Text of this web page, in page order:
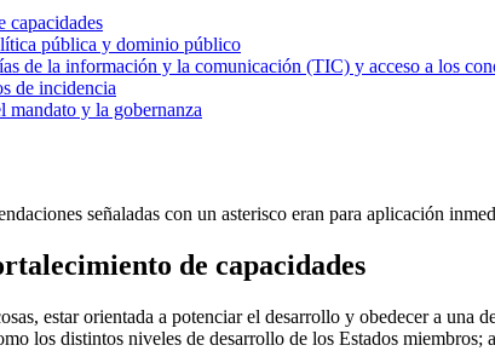
capacidades
pública y dominio público
de la información y la comunicación (TIC) y acceso a los
de incidencia
mandato y la gobernanza
señaladas con un asterisco eran para aplicación
de capacidades
estar orientada a potenciar el desarrollo y obedecer a una
los distintos niveles de desarrollo de los Estados